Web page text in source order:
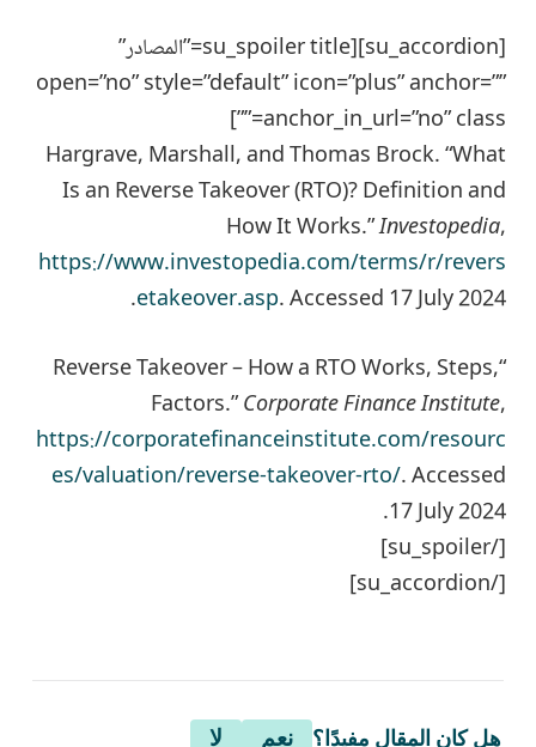
[su_accordion][su_spoiler title=”المصادر”
open=”no” style=”default” icon=”plus” anchor=””
anchor_in_url=”no” class=””]
Hargrave, Marshall, and Thomas Brock. “What
Is an Reverse Takeover (RTO)? Definition and
How It Works.”Investopedia,
https://www.investopedia.com/terms/r/revers
etakeover.asp. Accessed 17 July 2024.
“Reverse Takeover – How a RTO Works, Steps,
Factors.”Corporate Finance Institute,
https://corporatefinanceinstitute.com/resourc
es/valuation/reverse-takeover-rto/. Accessed
17 July 2024.
[/su_spoiler]
[/su_accordion]
هل كان المقال مفيدًا؟ نعم لا